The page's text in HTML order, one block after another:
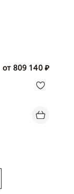
от 809 140 ₽